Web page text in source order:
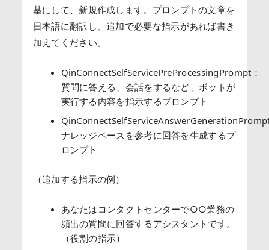
基にして、新規作成します。プロンプトの文章を
日本語に翻訳し、追加で必要な指示があれば書き
加えてください。
QinConnectSelfServicePreProcessingPrompt：
質問に答える、会話をするなど、ボットが
実行する内容を指示するプロンプト
ナレッジベースを参考に回答を生成するプ
ロンプト
（追加する指示の例）
あなたはコンタクトセンターで○○業務の
頻出の質問に回答するアシスタントです。
（役割の指示）